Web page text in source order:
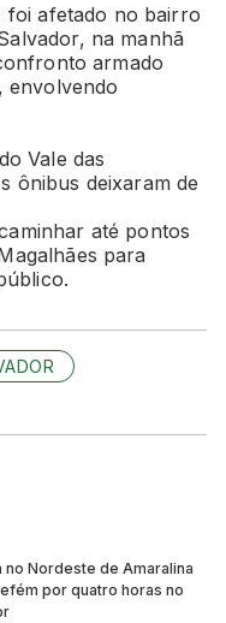
foi afetado no bairro
na manhã
armado
envolvendo
Vale das
ônibus deixaram de
até pontos
para
Nordeste de Amaralina
por quatro horas no